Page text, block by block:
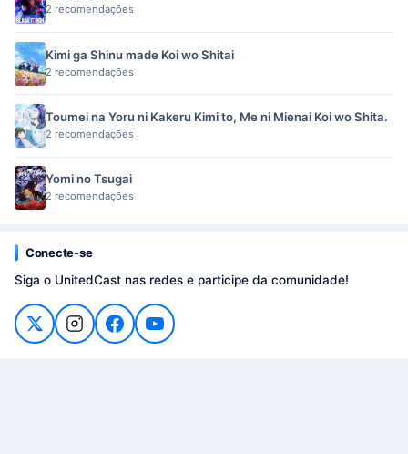
2 recomendações
Kimi ga Shinu made Koi wo Shitai
2 recomendações
Toumei na Yoru ni Kakeru Kimi to, Me ni Mienai Koi wo Shita.
2 recomendações
Yomi no Tsugai
2 recomendações
Conecte-se
Siga o UnitedCast nas redes e participe da comunidade!